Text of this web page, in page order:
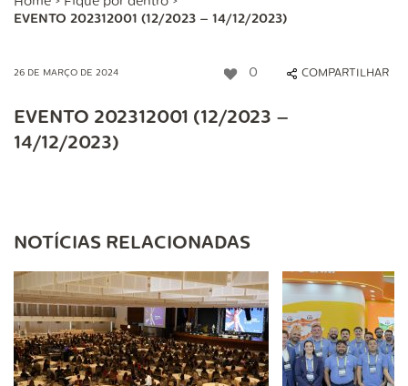
EVENTO 202312001 (12/2023 – 14/12/2023)
26 DE MARÇO DE 2024 0 COMPARTILHAR
EVENTO 202312001 (12/2023 –
14/12/2023)
NOTÍCIAS RELACIONADAS